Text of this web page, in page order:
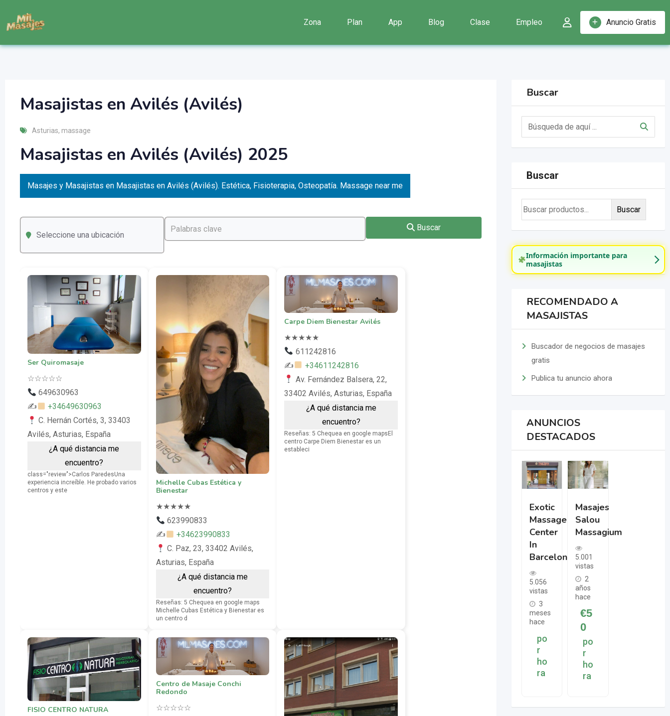
Anuncio Gratis
Zona Plan App Blog Clase Empleo
Masajistas en Avilés (Avilés)
Asturias, massage
Masajistas en Avilés (Avilés) 2025
Masajes y Masajistas en Masajistas en Avilés (Avilés). Estética, Fisioterapia, Osteopatía. Massage near me
Seleccione una ubicación
Buscar
Ser Quiromasaje
☆☆☆☆☆
649630963
✍
+34649630963
C. Hernán Cortés, 3, 33403
Avilés, Asturias, España
¿A qué distancia me
encuentro?
class="review">Carlos ParedesUna
experiencia increíble. He probado varios
centros y este
Michelle Cubas Estética y
Bienestar
★★★★★
623990833
✍
+34623990833
C. Paz, 23, 33402 Avilés,
Asturias, España
¿A qué distancia me
encuentro?
Reseñas: 5 Chequea en google maps
Michelle Cubas Estética y Bienestar es
un centro d
Carpe Diem Bienestar Avilés
★★★★★
611242816
✍
+34611242816
Av. Fernández Balsera, 22,
33402 Avilés, Asturias, España
¿A qué distancia me
encuentro?
Reseñas: 5 Chequea en google mapsEl
centro Carpe Diem Bienestar es un
estableci
FISIO CENTRO NATURA
Centro de Masaje Conchi
Redondo
☆☆☆☆☆
Buscar
Buscar
Buscar
Información importante para
masajistas
RECOMENDADO A
MASAJISTAS
Buscador de negocios de masajes
gratis
Publica tu anuncio ahora
ANUNCIOS
DESTACADOS
Exotic
Massage
Center
In
Barcelona
5.056
vistas
3
meses
hace
po
r
ho
ra
Masajes
Salou
Massagium
5.001
vistas
2
años
hace
€5
0
po
r
ho
ra